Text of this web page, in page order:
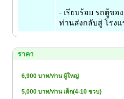
- เรียบร้อย รถตู้ขอ
ท่านส่งกลับสู่ โรง
ราคา
6,900 บาท/ท่าน ผู้ใหญ่
5,000 บาท/ท่าน เด็ก(4-10 ขวบ)